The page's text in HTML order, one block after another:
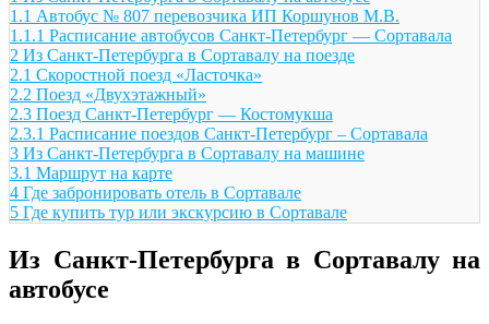
1.1 Автобус № 807 перевозчика ИП Коршунов М.В.
1.1.1 Расписание автобусов Санкт-Петербург — Сортавала
2 Из Санкт-Петербурга в Сортавалу на поезде
2.1 Скоростной поезд «Ласточка»
2.2 Поезд «Двухэтажный»
2.3 Поезд Санкт-Петербург — Костомукша
2.3.1 Расписание поездов Санкт-Петербург – Сортавала
3 Из Санкт-Петербурга в Сортавалу на машине
3.1 Маршрут на карте
4 Где забронировать отель в Сортавале
5 Где купить тур или экскурсию в Сортавале
Из Санкт-Петербурга в Сортавалу на
автобусе